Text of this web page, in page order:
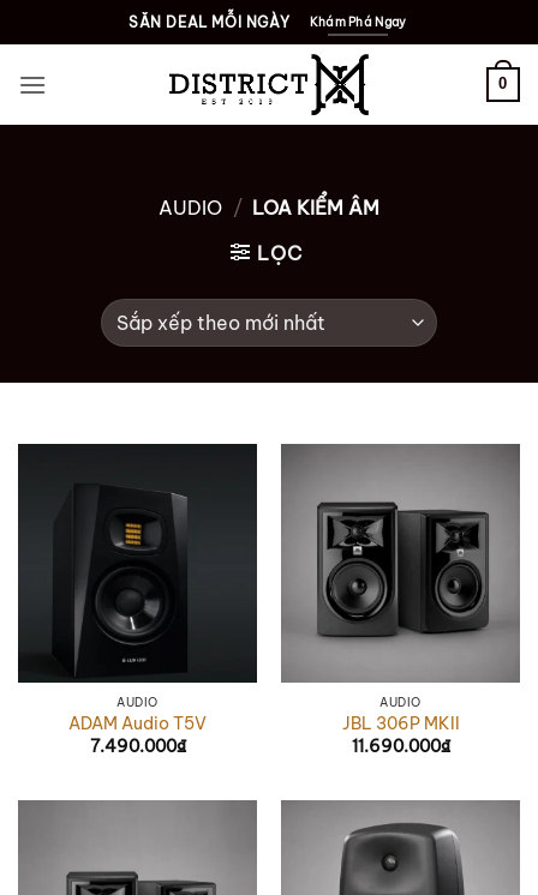
qua
nội
SĂN DEAL MỖI NGÀY Khám Phá Ngay
0
AUDIO / LOA KIỂM ÂM
LỌC
AUDIO
ADAM Audio T5V
7.490.000₫
AUDIO
JBL 306P MKII
11.690.000₫